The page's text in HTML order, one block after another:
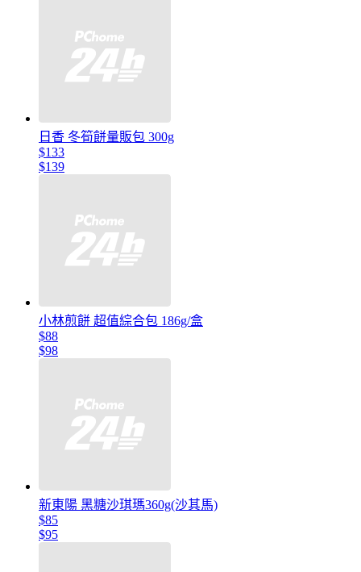
日香 冬筍餅量販包 300g
$133
$139
小林煎餅 超值綜合包 186g/盒
$88
$98
新東陽 黑糖沙琪瑪360g(沙其馬)
$85
$95